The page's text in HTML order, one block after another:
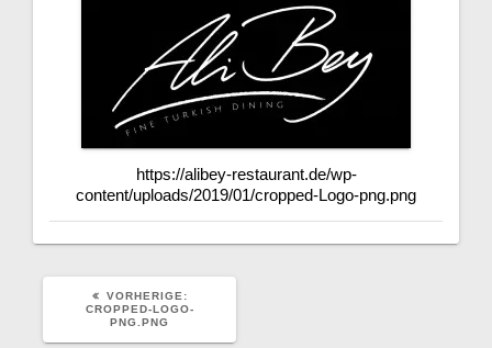
https://alibey-restaurant.de/wp-
content/uploads/2019/01/cropped-Logo-png.png
VORHERIGE:VORHERIGER
BEITRAG:
CROPPED-LOGO-
PNG.PNG